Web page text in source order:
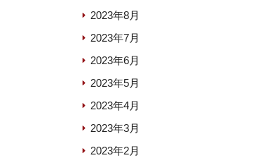
2023年8月
2023年7月
2023年6月
2023年5月
2023年4月
2023年3月
2023年2月